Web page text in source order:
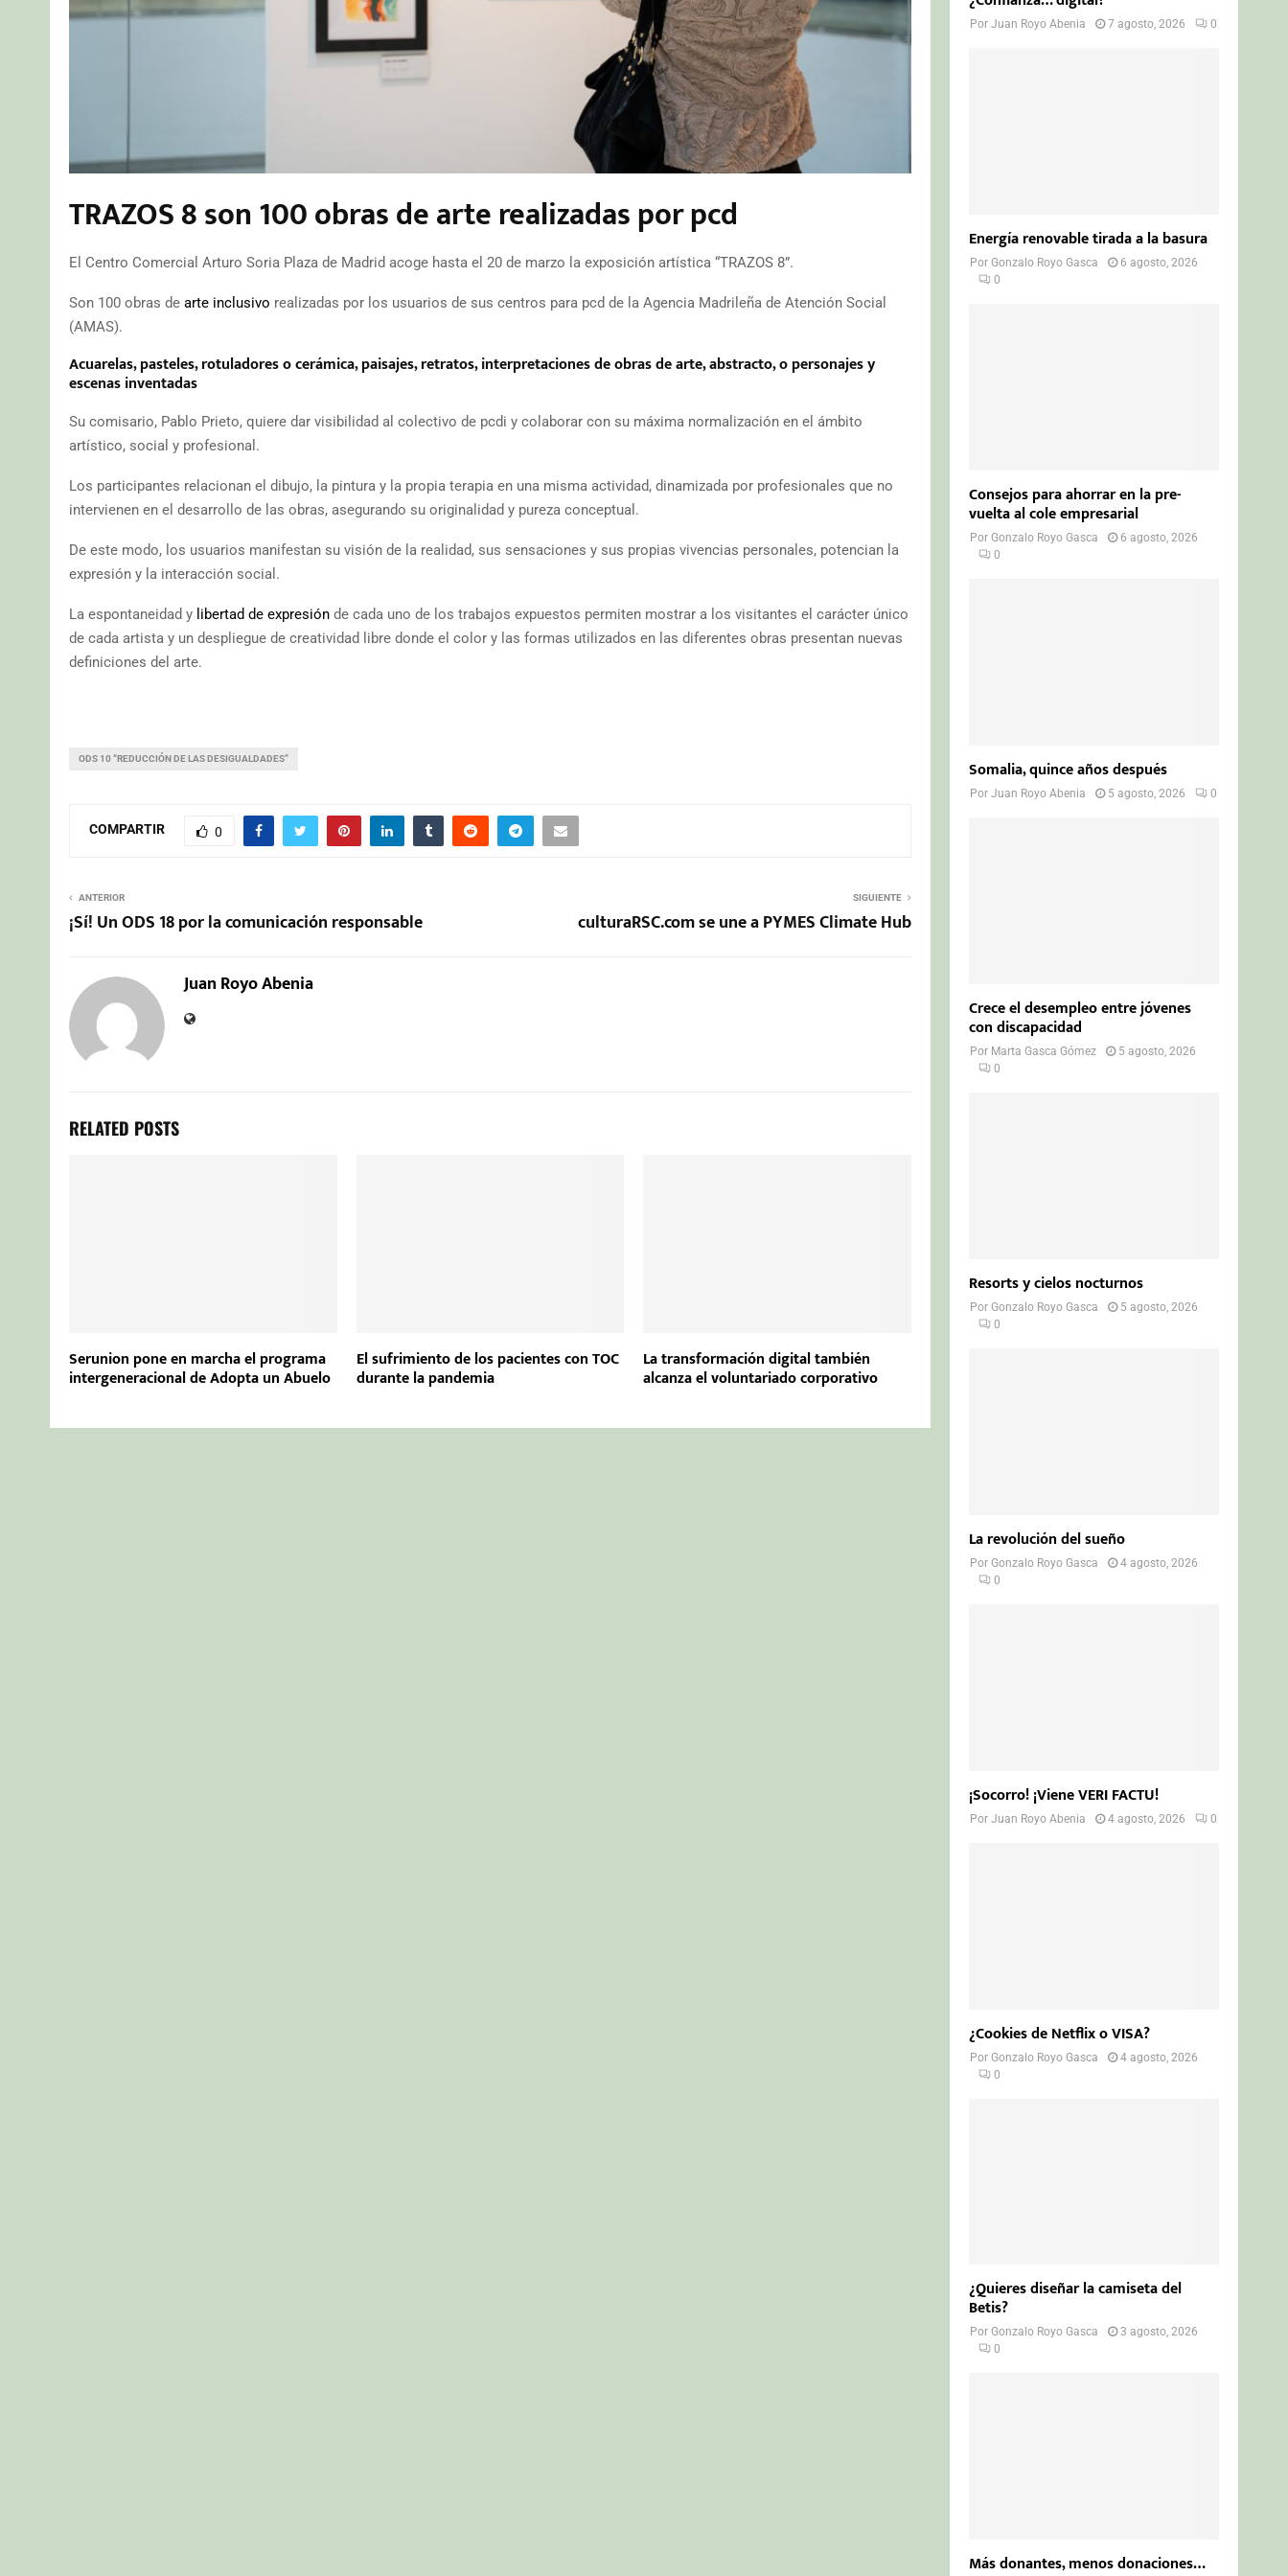
TRAZOS 8 son 100 obras de arte realizadas por pcd
El Centro Comercial Arturo Soria Plaza de Madrid acoge hasta el 20 de marzo la exposición artística “TRAZOS 8”.
Son 100 obras de arte inclusivo realizadas por los usuarios de sus centros para pcd de la Agencia Madrileña de Atención Social
(AMAS).
Acuarelas, pasteles, rotuladores o cerámica, paisajes, retratos, interpretaciones de obras de arte, abstracto, o personajes y
escenas inventadas
Su comisario, Pablo Prieto, quiere dar visibilidad al colectivo de pcdi y colaborar con su máxima normalización en el ámbito
artístico, social y profesional.
Los participantes relacionan el dibujo, la pintura y la propia terapia en una misma actividad, dinamizada por profesionales que no
intervienen en el desarrollo de las obras, asegurando su originalidad y pureza conceptual.
De este modo, los usuarios manifestan su visión de la realidad, sus sensaciones y sus propias vivencias personales, potencian la
expresión y la interacción social.
La espontaneidad y libertad de expresión de cada uno de los trabajos expuestos permiten mostrar a los visitantes el carácter único
de cada artista y un despliegue de creatividad libre donde el color y las formas utilizados en las diferentes obras presentan nuevas
definiciones del arte.
ODS 10 “REDUCCIÓN DE LAS DESIGUALDADES”
COMPARTIR 0
ANTERIOR
¡Sí! Un ODS 18 por la comunicación responsable
SIGUIENTE
culturaRSC.com se une a PYMES Climate Hub
Juan Royo Abenia
RELATED POSTS
Serunion pone en marcha el programa
intergeneracional de Adopta un Abuelo
El sufrimiento de los pacientes con TOC
durante la pandemia
La transformación digital también
alcanza el voluntariado corporativo
PorJuan Royo Abenia 7 agosto, 2026 0
Energía renovable tirada a la basura
PorGonzalo Royo Gasca
6 agosto, 2026
0
Consejos para ahorrar en la pre-
vuelta al cole empresarial
PorGonzalo Royo Gasca
6 agosto, 2026
0
Somalia, quince años después
PorJuan Royo Abenia 5 agosto, 2026 0
Crece el desempleo entre jóvenes
con discapacidad
Por Marta Gasca Gómez
5 agosto, 2026
0
Resorts y cielos nocturnos
PorGonzalo Royo Gasca
5 agosto, 2026
0
La revolución del sueño
PorGonzalo Royo Gasca
4 agosto, 2026
0
¡Socorro! ¡Viene VERI FACTU!
PorJuan Royo Abenia 4 agosto, 2026 0
¿Cookies de Netflix o VISA?
PorGonzalo Royo Gasca
4 agosto, 2026
0
¿Quieres diseñar la camiseta del
Betis?
PorGonzalo Royo Gasca
3 agosto, 2026
0
Más donantes, menos donaciones…